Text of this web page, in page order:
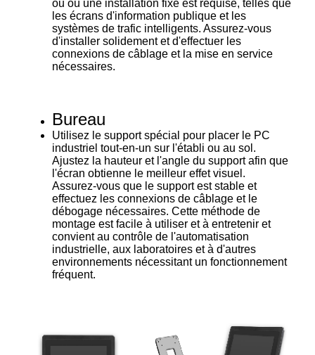
ou où une installation fixe est requise, telles que
les écrans d'information publique et les
systèmes de trafic intelligents. Assurez-vous
d'installer solidement et d'effectuer les
connexions de câblage et la mise en service
nécessaires.
Bureau
Utilisez le support spécial pour placer le PC
industriel tout-en-un sur l'établi ou au sol.
Ajustez la hauteur et l'angle du support afin que
l'écran obtienne le meilleur effet visuel.
Assurez-vous que le support est stable et
effectuez les connexions de câblage et le
débogage nécessaires. Cette méthode de
montage est facile à utiliser et à entretenir et
convient au contrôle de l'automatisation
industrielle, aux laboratoires et à d'autres
environnements nécessitant un fonctionnement
fréquent.